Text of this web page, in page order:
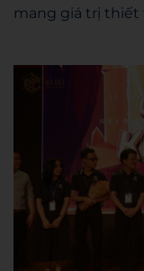
mang giá trị thiết